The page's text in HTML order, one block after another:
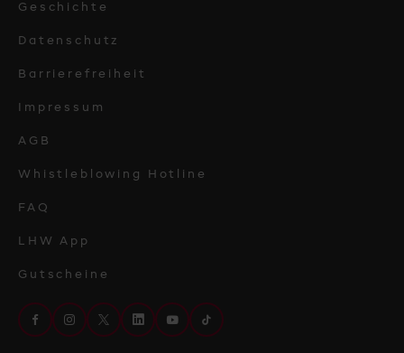
Geschichte
Datenschutz
Barrierefreiheit
Impressum
AGB
Whistleblowing Hotline
FAQ
LHW App
Gutscheine